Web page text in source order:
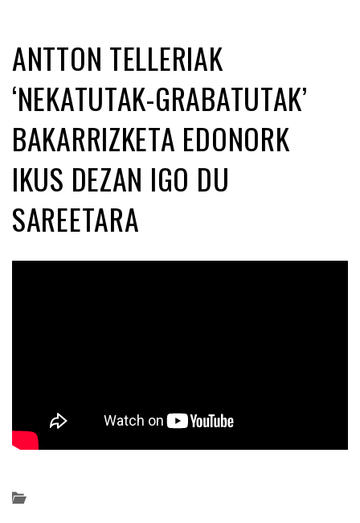
ANTTON TELLERIAK
‘NEKATUTAK-GRABATUTAK’
BAKARRIZKETA EDONORK
IKUS DEZAN IGO DU
SAREETARA